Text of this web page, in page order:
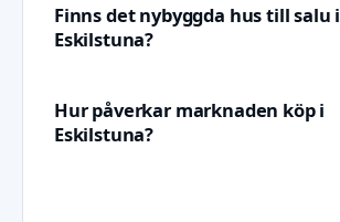
Finns det nybyggda hus till salu i
Eskilstuna?
Hur påverkar marknaden köp i
Eskilstuna?